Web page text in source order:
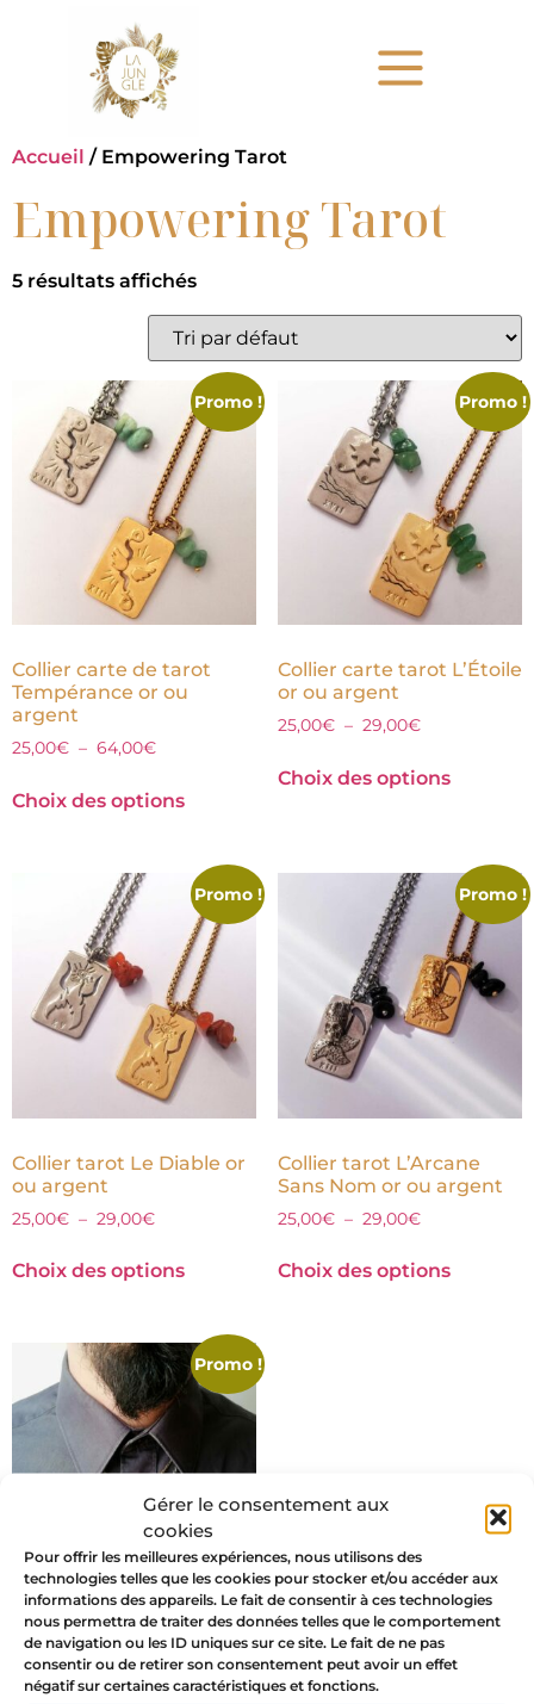
Gérer le consentement aux
cookies
Pour offrir les meilleures expériences, nous utilisons des
technologies telles que les cookies pour stocker et/ou accéder aux
informations des appareils. Le fait de consentir à ces technologies
nous permettra de traiter des données telles que le comportement
de navigation ou les ID uniques sur ce site. Le fait de ne pas
consentir ou de retirer son consentement peut avoir un effet
négatif sur certaines caractéristiques et fonctions.
Accueil / Empowering Tarot
Empowering Tarot
5 résultats affichés
Promo !
Collier carte de tarot
Tempérance or ou
argent
25,00€ – 64,00€
Choix des options
Promo !
Collier carte tarot L’Étoile
or ou argent
25,00€ – 29,00€
Choix des options
Promo !
Collier tarot Le Diable or
ou argent
25,00€ – 29,00€
Choix des options
Promo !
Collier tarot L’Arcane
Sans Nom or ou argent
25,00€ – 29,00€
Choix des options
Promo !
Collier Homme L’Arcane
Sans Nom – or/argent
avec/sans pierres